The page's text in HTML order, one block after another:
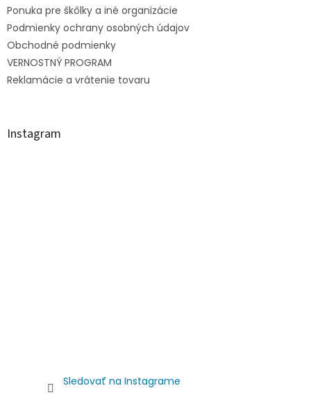
Ponuka pre škôlky a iné organizácie
Podmienky ochrany osobných údajov
Obchodné podmienky
VERNOSTNÝ PROGRAM
Reklamácie a vrátenie tovaru
Instagram
Sledovať na Instagrame